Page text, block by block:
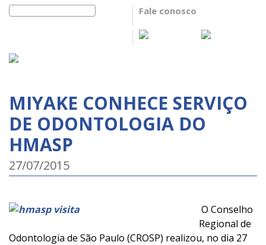
Fale conosco
MIYAKE CONHECE SERVIÇO
DE ODONTOLOGIA DO
HMASP
27/07/2015
O Conselho
Regional de
Odontologia de São Paulo (CROSP) realizou, no dia 27